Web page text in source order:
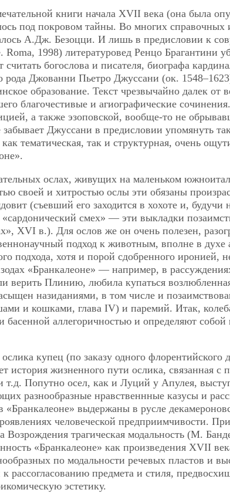
книги начала XVII века (она была
под покровом тайны. Во многих справочных
А.Дж. Безоцци. И лишь в предисловии к
Roma, 1998) литературовед Ренцо Брагантини
богослова и писателя, биографа
рода Джованни Пьетро Джуссани (ок.
образование. Текст чрезвычайно далек от
благочестивые и агиографические
а также эзоповской, вообще-то не
Джуссани в предисловии упомянуть
тематическая, так и структурная, очень
ослах, живущих на маленьком
своей и хитростью ослы эти обязаны
(съевший его заходится в хохоте и, будучи
смех» — эти выкладки
XVI в.). Для ослов же он очень полезен,
подход к животным, вполне в духе
подхода, хотя и порой сдобренного иронией,
«Бранкалеоне» — например, в
верить Плинию, любила купаться
назиданиями, в том числе и
и кошками, глава IV) и паремий. Итак,
басенной аллегоричностью и определяют
купец (по заказу одного флорентийского
история жизненного пути ослика, связанная с
т.д. Попутно осел, как и Луций у Апулея,
разнообразные нравственнные казусы и
выдержаны в русле
человеческой предприимчивости.
Возрождения трагическая модальность (М.
«Бранкалеоне» как произведения XVII
по модальности речевых пластов и
рассогласованию предмета и стиля,
эстетику.